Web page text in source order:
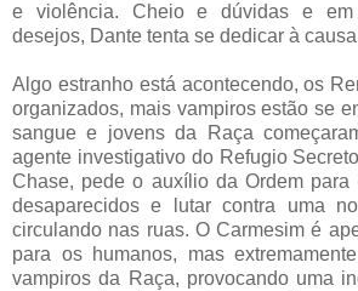
e violência. Cheio e dúvidas e em
desejos, Dante tenta se dedicar à
Algo estranho está acontecendo, os
organizados, mais vampiros estão se
sangue e jovens da Raça
agente investigativo do Refugio
Chase, pede o auxílio da Ordem para
desaparecidos e lutar contra uma
circulando nas ruas. O Carmesim é
para os humanos, mas
vampiros da Raça, provocando uma